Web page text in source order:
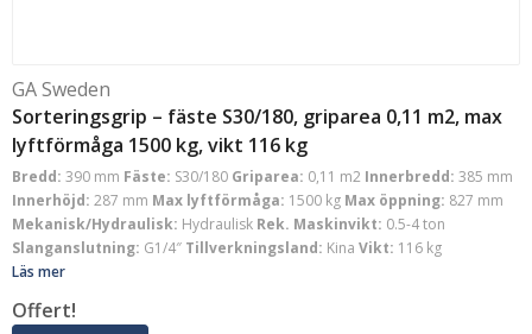
GA Sweden
Sorteringsgrip – fäste S30/180, griparea 0,11 m2, max
lyftförmåga 1500 kg, vikt 116 kg
Bredd: 390 mm Fäste: S30/180 Griparea: 0,11 m2 Innerbredd: 385 mm
Innerhöjd: 287 mm Max lyftförmåga: 1500 kg Max öppning: 827 mm
Mekanisk/Hydraulisk: Hydraulisk Rek. Maskinvikt: 0.5-4 ton
Slanganslutning: G1/4″ Tillverkningsland: Kina Vikt: 116 kg
Läs mer
Offert!